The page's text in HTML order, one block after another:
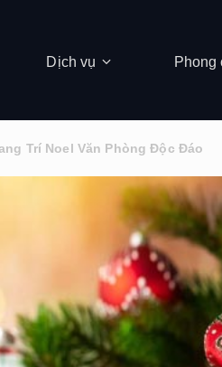
Dịch vụ Phong
Trí Noel Văn Phòng Độc Đáo